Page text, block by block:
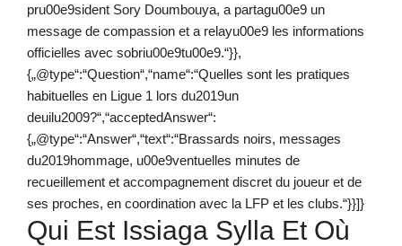
pru00e9sident Sory Doumbouya, a partagu00e9 un
message de compassion et a relayu00e9 les informations
officielles avec sobriu00e9tu00e9.“}},
{„@type“:“Question“,“name“:“Quelles sont les pratiques
habituelles en Ligue 1 lors du2019un
deuilu2009?“,“acceptedAnswer“:
{„@type“:“Answer“,“text“:“Brassards noirs, messages
du2019hommage, u00e9ventuelles minutes de
recueillement et accompagnement discret du joueur et de
ses proches, en coordination avec la LFP et les clubs.“}}]}
Qui Est Issiaga Sylla Et Où